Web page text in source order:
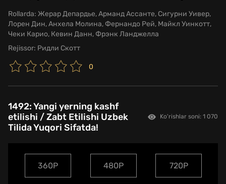
Rollarda: Жерар Депардье, Арманд Ассанте, Сигурни Уивер,
Лорен Дин, Анхела Молина, Фернандо Рей, Майкл Уинкотт,
Чеки Карио, Кевин Данн, Фрэнк Ланджелла
Rejissor: Ридли Скотт
0
1492: Yangi yerning kashf
etilishi / Zabt Etilishi Uzbek
Tilida Yuqori Sifatda!
Ko'rishlar soni: 1 070
360P 480P 720P